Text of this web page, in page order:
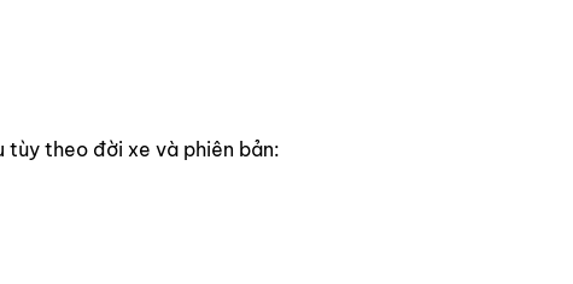
tùy theo đời xe và phiên bản: